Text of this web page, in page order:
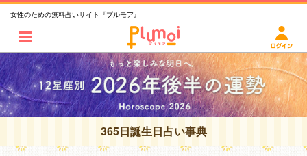
女性のための無料占いサイト『プルモア』
365日誕生日占い事典